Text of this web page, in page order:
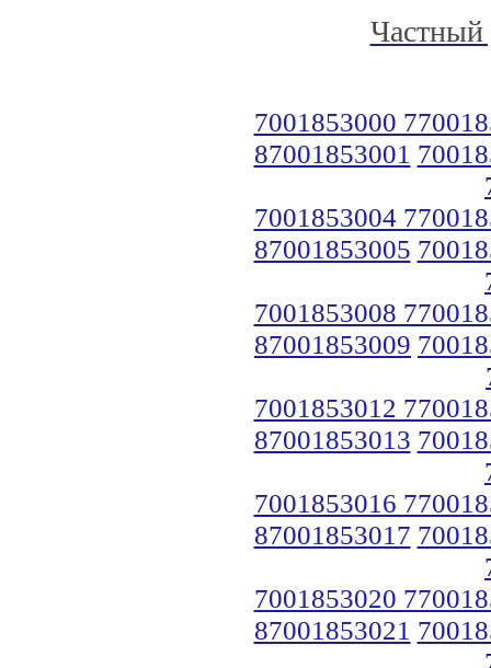
Частный
7001853000
87001853001
7001853004
87001853005
7001853008
87001853009
7001853012
87001853013
7001853016
87001853017
7001853020
87001853021